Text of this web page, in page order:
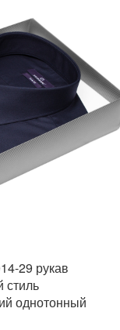
29 рукав
стиль
однотонный